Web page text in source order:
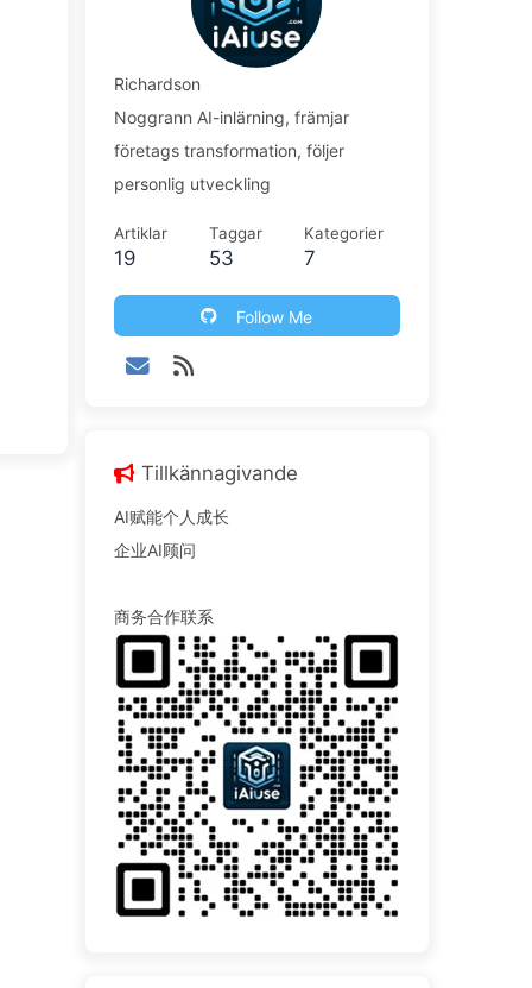
Richardson
Noggrann AI-inlärning, främjar
företags transformation, följer
personlig utveckling
Artiklar
19
Taggar
53
Kategorier
7
Follow Me
Tillkännagivande
AI赋能个人成长
企业AI顾问
商务合作联系